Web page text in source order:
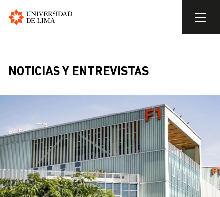
mainBREADCRUMB
NOTICIAS Y ENTREVISTAS